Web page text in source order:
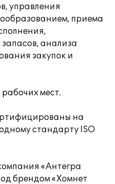
управления
приема
анализа
закупок и
мест.
на
стандарту ISO
«Антегра
брендом «Хомнет